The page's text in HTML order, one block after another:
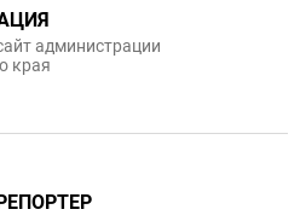
администрации
края